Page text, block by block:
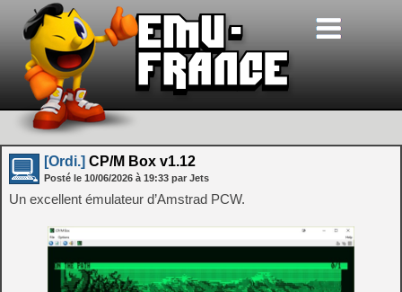
[Ordi.] CP/M Box v1.12
Posté le 10/06/2026 à 19:33 par Jets
Un excellent émulateur d’Amstrad PCW.